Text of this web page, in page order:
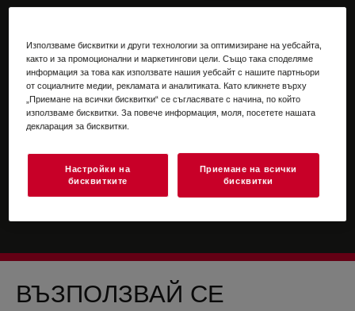
data, please review ourdata protection statement
ВЪЗПОЛЗВАЙ СЕ
Използваме бисквитки и други технологии за оптимизиране на уебсайта,
както и за промоционални и маркетингови цели. Също така споделяме
информация за това как използвате нашия уебсайт с нашите партньори
от социалните медии, рекламата и аналитиката. Като кликнете върху
„Приемане на всички бисквитки“ се съгласявате с начина, по който
използваме бисквитки. За повече информация, моля, посетете нашата
декларация за бисквитки.
Настройки на
бисквитките
Приемане на всички
бисквитки